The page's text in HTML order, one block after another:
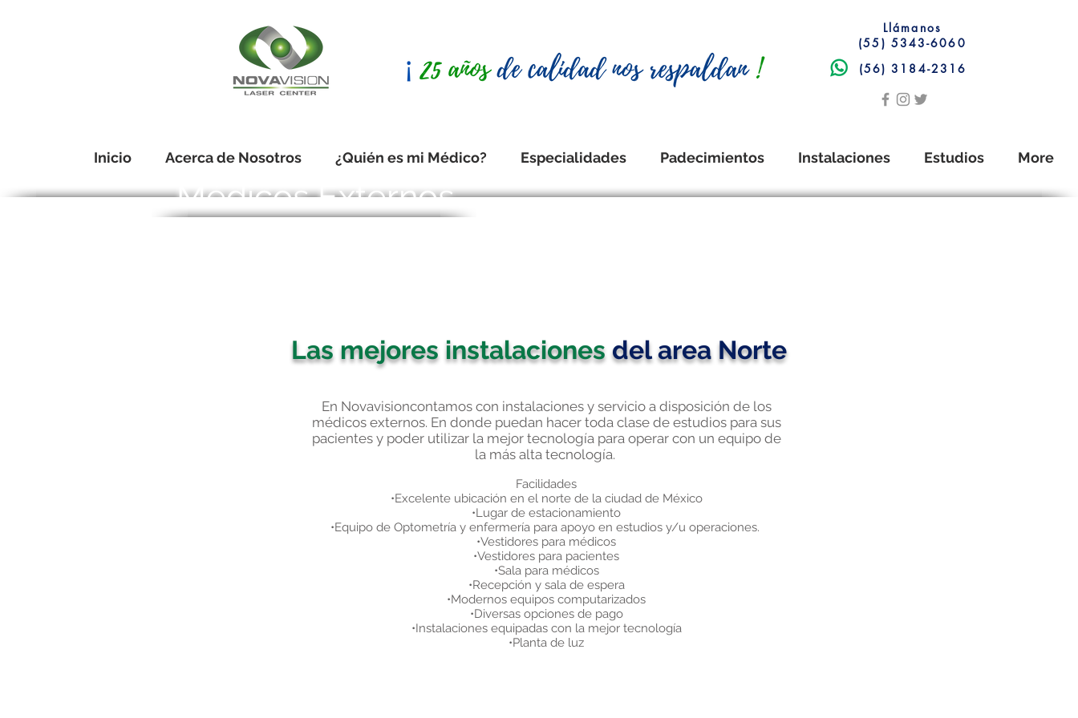
Llámanos
(55) 5343-6060
(56) 3184-2316
Inicio Acerca de Nosotros ¿Quién es mi Médico? Especialidades Padecimientos Instalaciones Estudios More
Médicos Externos
Las mejores instalaciones del area Norte
En Novavisioncontamos con instalaciones y servicio a disposición de los
médicos externos. En donde puedan hacer toda clase de estudios para sus
pacientes y poder utilizar la mejor tecnología para operar con un equipo de
la más alta tecnología.
Facilidades
•Excelente ubicación en el norte de la ciudad de México
•Lugar de estacionamiento
•Equipo de Optometría y enfermería para apoyo en estudios y/u operaciones.
•Vestidores para médicos
•Vestidores para pacientes
•Sala para médicos
•Recepción y sala de espera
•Modernos equipos computarizados
•Diversas opciones de pago
•Instalaciones equipadas con la mejor tecnología
•Planta de luz